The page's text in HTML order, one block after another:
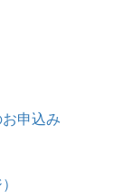
申込み